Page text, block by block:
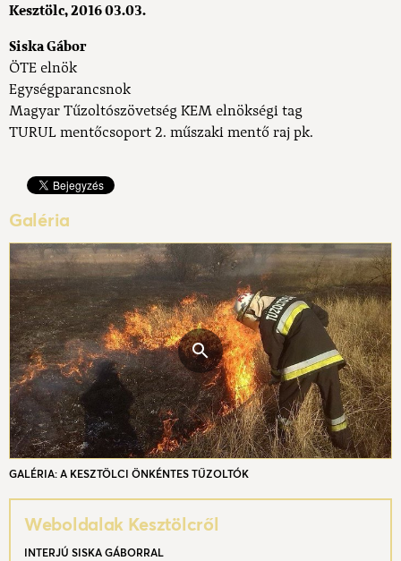
Kesztölc, 2016 03.03.
Siska Gábor
ÖTE elnök
Egységparancsnok
Magyar Tűzoltószövetség KEM elnökségi tag
TURUL mentőcsoport 2. műszaki mentő raj pk.
Galéria
GALÉRIA: A KESZTÖLCI ÖNKÉNTES TŰZOLTÓK
Weboldalak Kesztölcről
INTERJÚ SISKA GÁBORRAL